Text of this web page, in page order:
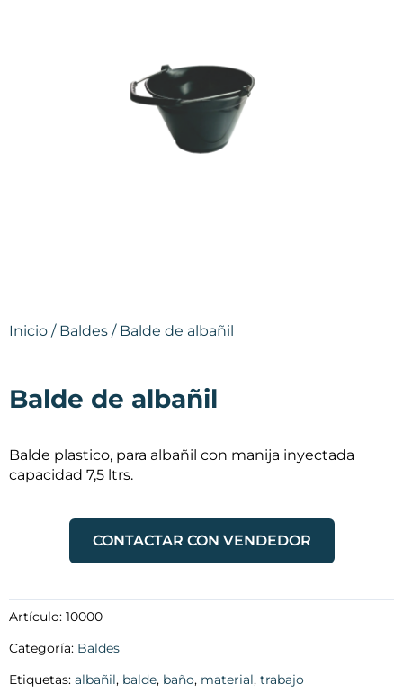
Inicio / Baldes / Balde de albañil
Balde de albañil
Balde plastico, para albañil con manija inyectada
capacidad 7,5 ltrs.
CONTACTAR CON VENDEDOR
Artículo: 10000
Categoría: Baldes
Etiquetas: albañil, balde, baño, material, trabajo